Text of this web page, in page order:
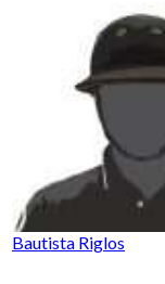
Bautista Riglos